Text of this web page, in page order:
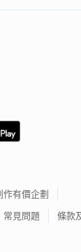
作有價企劃
常見問題 條款